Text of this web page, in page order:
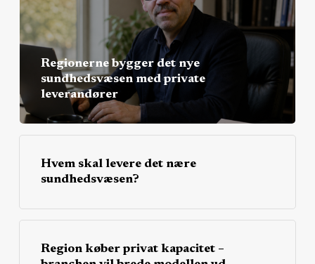
Regionerne bygger det nye
sundhedsvæsen med private
leverandører
Hvem skal levere det nære
sundhedsvæsen?
Region køber privat kapacitet –